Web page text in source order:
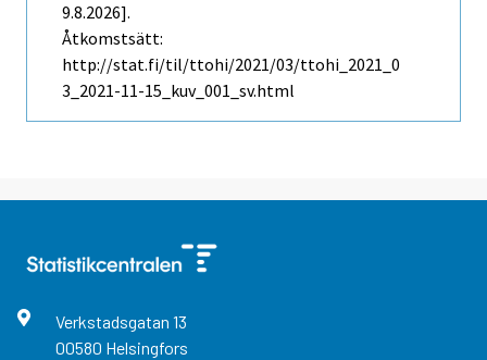
9.8.2026].
Åtkomstsätt:
http://stat.fi/til/ttohi/2021/03/ttohi_2021_0
3_2021-11-15_kuv_001_sv.html
Verkstadsgatan 13
00580 Helsingfors